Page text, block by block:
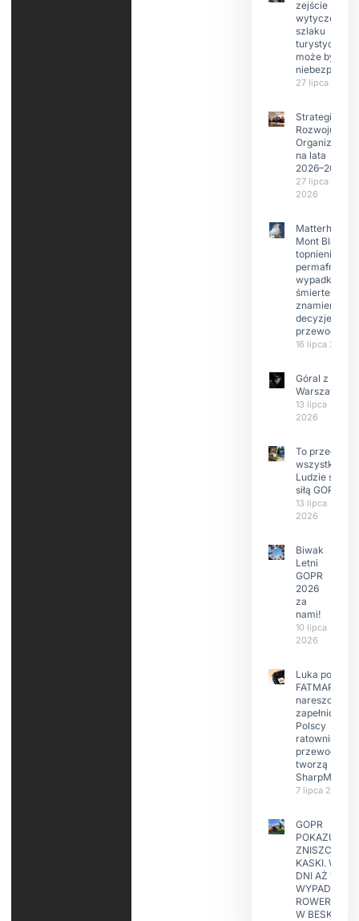
zejście z
wytyczonego
szlaku
może być
27 lipca 2026
Strategia
Rozwoju
Organizacji
na lata
2026–2029
27 lipca
2026
Matterhorn i
Mont Blanc:
topnienie
permafrost,
wypadki
śmiertelne,
znamienne
decyzje
16 lipca 2026
Góral z
Warszawy.
13 lipca
2026
To przede
wszystkim
Ludzie są
siłą GOPR
13 lipca
2026
Biwak
Letni
GOPR
2026
za
nami!
10 lipca
2026
Luka po
FATMAP-ie
nareszcie
zapełniona?
Polscy
ratownicy i
przewodnicy
tworzą
SharpMap
7 lipca 2026
GOPR
POKAZUJE
ZNISZCZONE
KASKI. W
DNI AŻ 15
WYPADKÓW
W